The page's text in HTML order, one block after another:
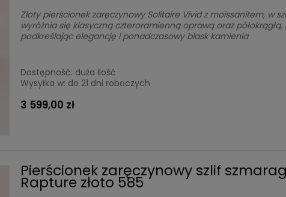
Zloty pierścionek zaręczynowy Solitaire Vivid z moissanitem, w
wyróżnia się klasyczną czteroramienną oprawą oraz półokrągłą,
podkreślając elegancję i ponadczasowy blask kamienia
Dostępność: duża ilość
Wysyłka w: do 21 dni roboczych
3 599,00 zł
Pierścionek zaręczynowy szlif
Rapture złoto 585